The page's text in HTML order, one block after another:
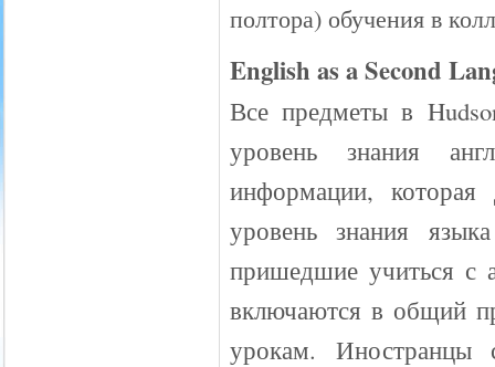
полтора) обучения в
English as a Second
Все предметы в
уровень знания
информации, которая
уровень знания
пришедшие учиться с
включаются в общий
урокам. Иностранцы